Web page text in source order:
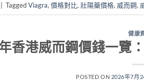
TaggedViagra, 價格對比, 壯陽藥價格, 威而鋼,
健康
香港威而鋼價錢一覽
POSTED ON 2026年7月